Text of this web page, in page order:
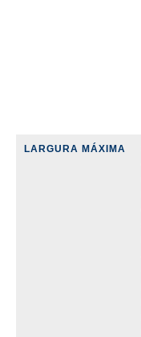
LARGURA MÁXIMA